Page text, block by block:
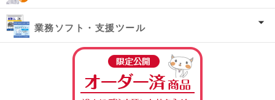
業務ソフト・支援ツール